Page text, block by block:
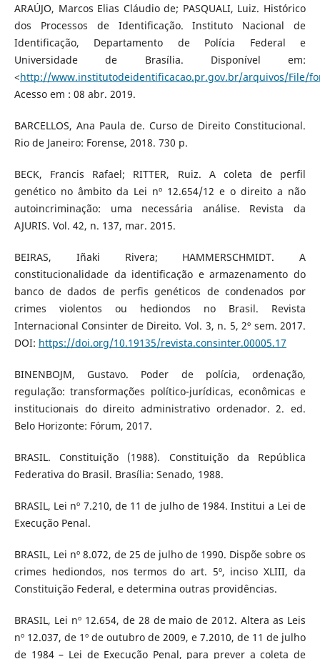
ARAÚJO, Marcos Elias Cláudio de; PASQUALI, Luiz. Histórico
dos Processos de Identificação. Instituto Nacional de
Identificação, Departamento de Polícia Federal e
Universidade de Brasília. Disponível em:
<http://www.institutodeidentificacao.pr.gov.br/arquivos/File/
Acesso em : 08 abr. 2019.
BARCELLOS, Ana Paula de. Curso de Direito Constitucional.
Rio de Janeiro: Forense, 2018. 730 p.
BECK, Francis Rafael; RITTER, Ruiz. A coleta de perfil
genético no âmbito da Lei nº 12.654/12 e o direito a não
autoincriminação: uma necessária análise. Revista da
AJURIS. Vol. 42, n. 137, mar. 2015.
BEIRAS, Iñaki Rivera; HAMMERSCHMIDT. A
constitucionalidade da identificação e armazenamento do
banco de dados de perfis genéticos de condenados por
crimes violentos ou hediondos no Brasil. Revista
Internacional Consinter de Direito. Vol. 3, n. 5, 2º sem. 2017.
DOI: https://doi.org/10.19135/revista.consinter.00005.17
BINENBOJM, Gustavo. Poder de polícia, ordenação,
regulação: transformações político-jurídicas, econômicas e
institucionais do direito administrativo ordenador. 2. ed.
Belo Horizonte: Fórum, 2017.
BRASIL. Constituição (1988). Constituição da República
Federativa do Brasil. Brasília: Senado, 1988.
BRASIL, Lei nº 7.210, de 11 de julho de 1984. Institui a Lei de
Execução Penal.
BRASIL, Lei nº 8.072, de 25 de julho de 1990. Dispõe sobre os
crimes hediondos, nos termos do art. 5º, inciso XLIII, da
Constituição Federal, e determina outras providências.
BRASIL, Lei nº 12.654, de 28 de maio de 2012. Altera as Leis
nº 12.037, de 1º de outubro de 2009, e 7.2010, de 11 de julho
de 1984 – Lei de Execução Penal, para prever a coleta de